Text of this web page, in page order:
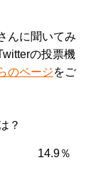
んに聞いてみ
の投票機
のページをご
？
14.9％